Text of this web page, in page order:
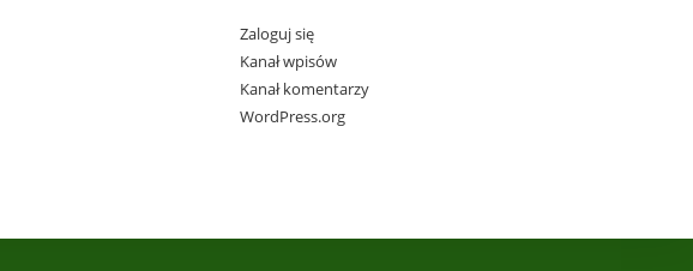
Zaloguj się
Kanał wpisów
Kanał komentarzy
WordPress.org